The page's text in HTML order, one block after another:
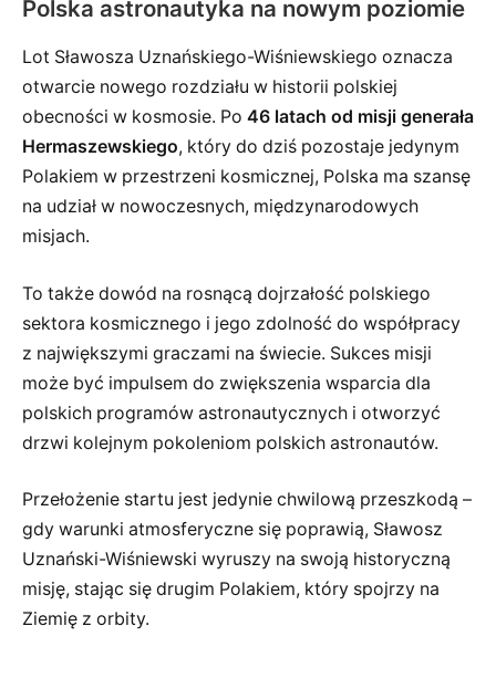
Polska astronautyka na nowym poziomie
Lot Sławosza Uznańskiego-Wiśniewskiego oznacza
otwarcie nowego rozdziału w historii polskiej
obecności w kosmosie. Po 46 latach od misji generała
Hermaszewskiego, który do dziś pozostaje jedynym
Polakiem w przestrzeni kosmicznej, Polska ma szansę
na udział w nowoczesnych, międzynarodowych
misjach.
To także dowód na rosnącą dojrzałość polskiego
sektora kosmicznego i jego zdolność do współpracy
z największymi graczami na świecie. Sukces misji
może być impulsem do zwiększenia wsparcia dla
polskich programów astronautycznych i otworzyć
drzwi kolejnym pokoleniom polskich astronautów.
Przełożenie startu jest jedynie chwilową przeszkodą –
gdy warunki atmosferyczne się poprawią, Sławosz
Uznański-Wiśniewski wyruszy na swoją historyczną
misję, stając się drugim Polakiem, który spojrzy na
Ziemię z orbity.